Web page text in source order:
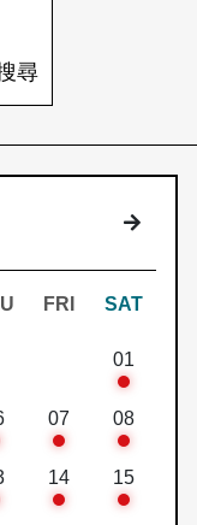
尋
下個月
FRI SAT
01
07 08
14 15